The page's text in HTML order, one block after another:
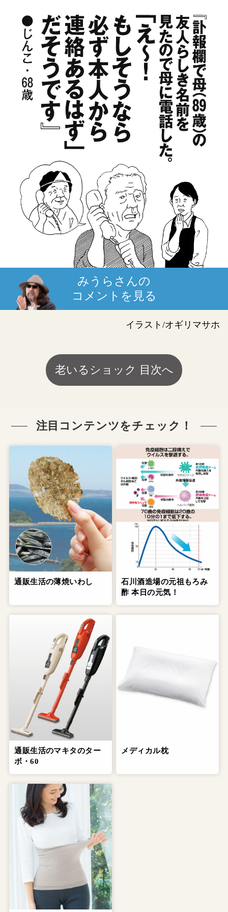
みうらさんの
コメントを見る
イラスト/オギリマサホ
老いるショック 目次へ
注目コンテンツをチェック！
通販生活の薄焼いわし
石川酒造場の元祖もろみ
酢 本日の元気！
通販生活のマキタのター
ボ・60
メディカル枕